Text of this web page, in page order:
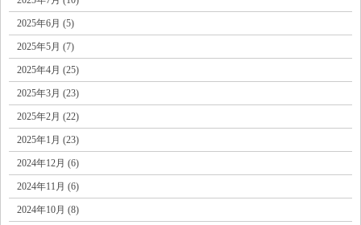
2025年6月 (5)
2025年5月 (7)
2025年4月 (25)
2025年3月 (23)
2025年2月 (22)
2025年1月 (23)
2024年12月 (6)
2024年11月 (6)
2024年10月 (8)